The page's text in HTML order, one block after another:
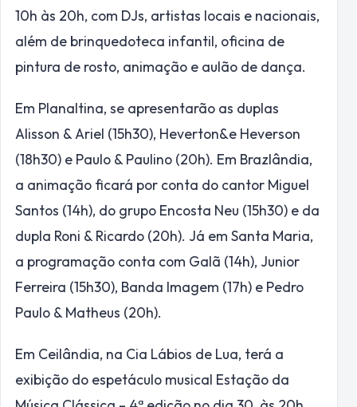
10h às 20h, com DJs, artistas locais e nacionais,
além de brinquedoteca infantil, oficina de
pintura de rosto, animação e aulão de dança.
Em Planaltina, se apresentarão as duplas
Alisson & Ariel (15h30), Heverton&e Heverson
(18h30) e Paulo & Paulino (20h). Em Brazlândia,
a animação ficará por conta do cantor Miguel
Santos (14h), do grupo Encosta Neu (15h30) e da
dupla Roni & Ricardo (20h). Já em Santa Maria,
a programação conta com Galã (14h), Junior
Ferreira (15h30), Banda Imagem (17h) e Pedro
Paulo & Matheus (20h).
Em Ceilândia, na Cia Lábios de Lua, terá a
exibição do espetáculo musical Estação da